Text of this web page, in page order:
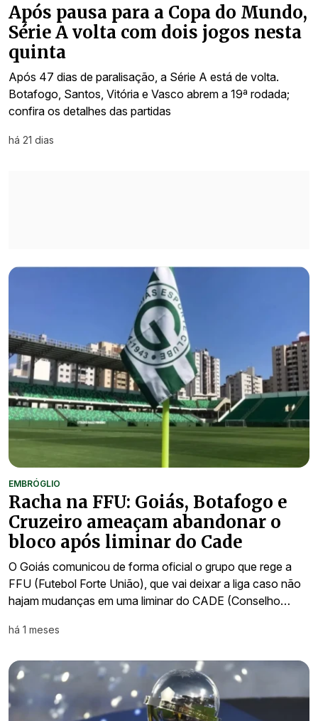
Após pausa para a Copa do Mundo,
Série A volta com dois jogos nesta
quinta
Após 47 dias de paralisação, a Série A está de volta.
Botafogo, Santos, Vitória e Vasco abrem a 19ª rodada;
confira os detalhes das partidas
há 21 dias
EMBRÓGLIO
Racha na FFU: Goiás, Botafogo e
Cruzeiro ameaçam abandonar o
bloco após liminar do Cade
O Goiás comunicou de forma oficial o grupo que rege a
FFU (Futebol Forte União), que vai deixar a liga caso não
hajam mudanças em uma liminar do CADE (Conselho…
há 1 meses